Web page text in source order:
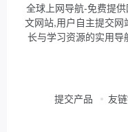
全球上网导航-免费提
文网站,用户自主提交
长与学习资源的实用
提交产品 友